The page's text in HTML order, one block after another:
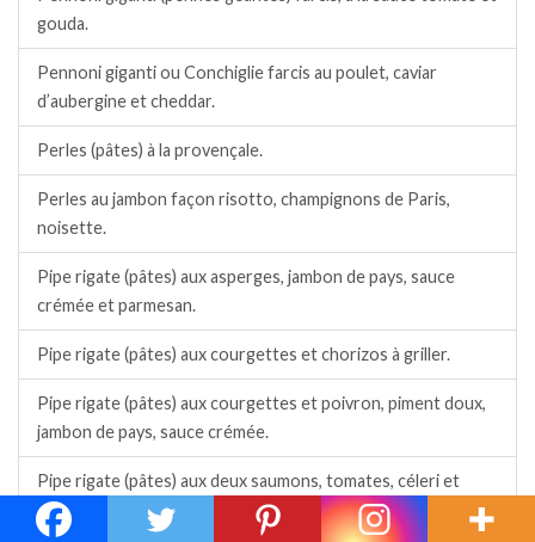
gouda.
Pennoni giganti ou Conchiglie farcis au poulet, caviar
d’aubergine et cheddar.
Perles (pâtes) à la provençale.
Perles au jambon façon risotto, champignons de Paris,
noisette.
Pipe rigate (pâtes) aux asperges, jambon de pays, sauce
crémée et parmesan.
Pipe rigate (pâtes) aux courgettes et chorizos à griller.
Pipe rigate (pâtes) aux courgettes et poivron, piment doux,
jambon de pays, sauce crémée.
Pipe rigate (pâtes) aux deux saumons, tomates, céleri et
sauce crémée.